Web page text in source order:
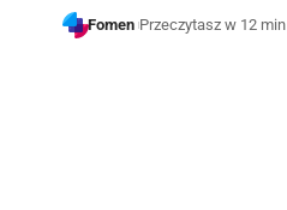
Fomen Przeczytasz w 12 min